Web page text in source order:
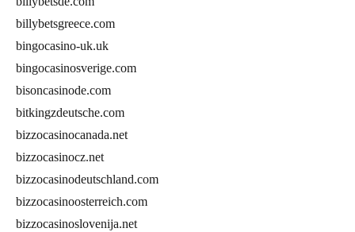
billybetsgreece.com
bingocasino-uk.uk
bingocasinosverige.com
bisoncasinode.com
bitkingzdeutsche.com
bizzocasinocanada.net
bizzocasinocz.net
bizzocasinodeutschland.com
bizzocasinoosterreich.com
bizzocasinoslovenija.net